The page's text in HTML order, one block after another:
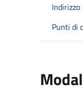
Indirizzo
Punti di